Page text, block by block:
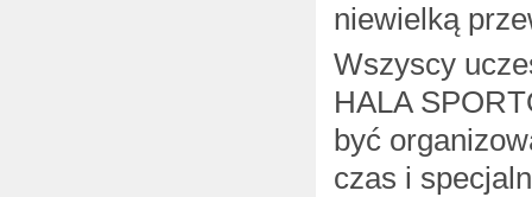
niewielką
Wszyscy
HALA
być
czas i